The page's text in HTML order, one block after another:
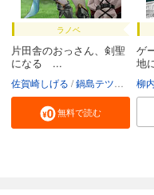
ラノベ
片田舎のおっさん、剣聖
になる ...
佐賀崎しげる 鍋島テツヒロ
無料で読む
ゲ
地
柳